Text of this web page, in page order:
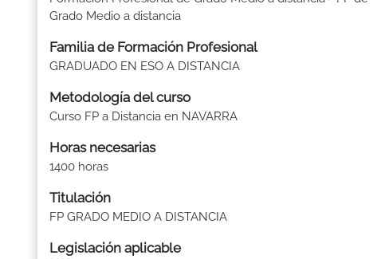
Grado Medio a distancia
Familia de Formación Profesional
GRADUADO EN ESO A DISTANCIA
Metodología del curso
Curso FP a Distancia en NAVARRA
Horas necesarias
1400 horas
Titulación
FP GRADO MEDIO A DISTANCIA
Legislación aplicable